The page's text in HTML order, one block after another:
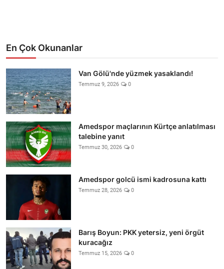
En Çok Okunanlar
Van Gölü'nde yüzmek yasaklandı!
Temmuz 9, 2026 0
Amedspor maçlarının Kürtçe anlatılması
talebine yanıt
Temmuz 30, 2026 0
Amedspor golcü ismi kadrosuna kattı
Temmuz 28, 2026 0
Barış Boyun: PKK yetersiz, yeni örgüt
kuracağız
Temmuz 15, 2026 0